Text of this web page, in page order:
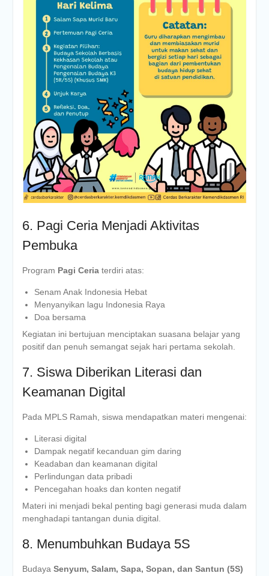
6. Pagi Ceria Menjadi Aktivitas
Pembuka
Program Pagi Ceriaterdiri atas:
Senam Anak Indonesia Hebat
Menyanyikan lagu Indonesia Raya
Doa bersama
Kegiatan ini bertujuan menciptakan suasana belajar yang
positif dan penuh semangat sejak hari pertama sekolah.
7. Siswa Diberikan Literasi dan
Keamanan Digital
Pada MPLS Ramah, siswa mendapatkan materi mengenai:
Literasi digital
Dampak negatif kecanduan gim daring
Keadaban dan keamanan digital
Perlindungan data pribadi
Pencegahan hoaks dan konten negatif
Materi ini menjadi bekal penting bagi generasi muda dalam
menghadapi tantangan dunia digital.
8. Menumbuhkan Budaya 5S
Budaya Senyum, Salam, Sapa, Sopan, dan Santun (5S)